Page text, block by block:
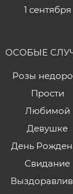
1 сентября
ОСОБЫЕ
Розы
Прости
Любимой
Девушке
День
Свидание